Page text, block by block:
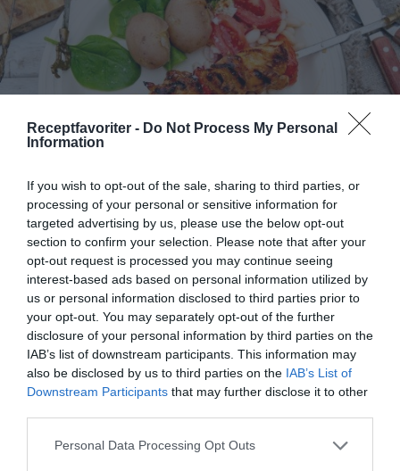
Receptfavoriter - Do Not Process My Personal
Information
If you wish to opt-out of the sale, sharing to third parties, or
processing of your personal or sensitive information for
targeted advertising by us, please use the below opt-out
section to confirm your selection. Please note that after your
opt-out request is processed you may continue seeing
interest-based ads based on personal information utilized by
us or personal information disclosed to third parties prior to
your opt-out. You may separately opt-out of the further
disclosure of your personal information by third parties on the
IAB’s list of downstream participants. This information may
also be disclosed by us to third parties on the IAB’s List of
Downstream Participants that may further disclose it to other
Personal Data Processing Opt Outs
Grillade kycklingspett med paprika och glaze
Grilla goda spett med kyckling och paprika samt
pensla med en glaze av ketjap manis, kinesisk
soja,...